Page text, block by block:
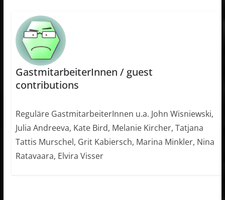
GastmitarbeiterInnen / guest
contributions
Reguläre GastmitarbeiterInnen u.a. John Wisniewski,
Julia Andreeva, Kate Bird, Melanie Kircher, Tatjana
Tattis Murschel, Grit Kabiersch, Marina Minkler, Nina
Ratavaara, Elvira Visser